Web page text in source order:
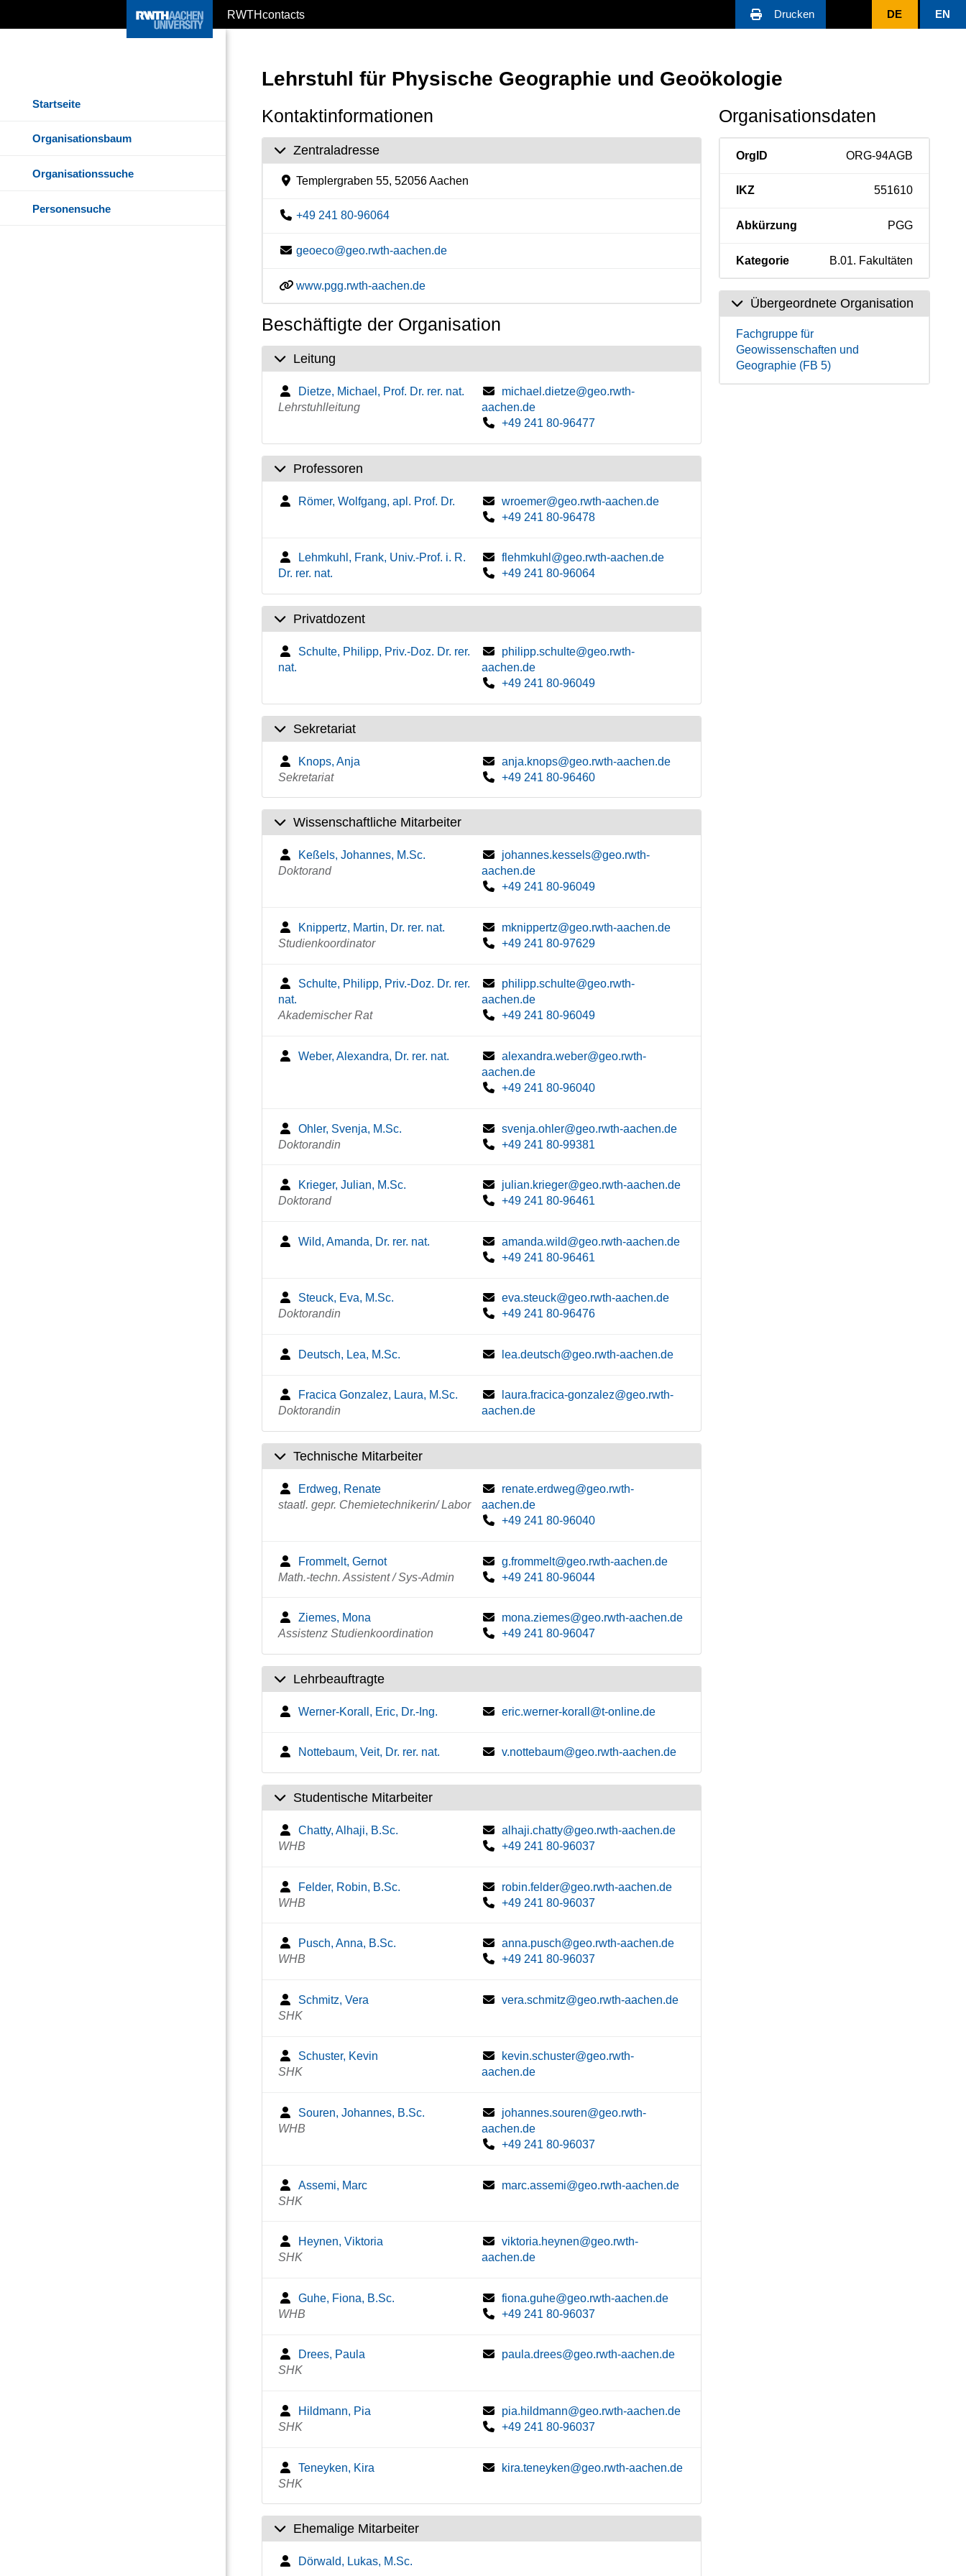
RWTHcontacts Drucken DE EN
Startseite
Organisationsbaum
Organisationssuche
Personensuche
Lehrstuhl für Physische Geographie und Geoökologie
Kontaktinformationen
Zentraladresse
Templergraben 55, 52056 Aachen
+49 241 80-96064
geoeco@geo.rwth-aachen.de
www.pgg.rwth-aachen.de
Beschäftigte der Organisation
Leitung
Dietze, Michael, Prof. Dr. rer. nat.
Lehrstuhlleitung
michael.dietze@geo.rwth-
aachen.de
+49 241 80-96477
Professoren
Römer, Wolfgang, apl. Prof. Dr.
wroemer@geo.rwth-aachen.de
+49 241 80-96478
Lehmkuhl, Frank, Univ.-Prof. i. R.
Dr. rer. nat.
flehmkuhl@geo.rwth-aachen.de
+49 241 80-96064
Privatdozent
Schulte, Philipp, Priv.-Doz. Dr. rer.
nat.
philipp.schulte@geo.rwth-
aachen.de
+49 241 80-96049
Sekretariat
Knops, Anja
Sekretariat
anja.knops@geo.rwth-aachen.de
+49 241 80-96460
Wissenschaftliche Mitarbeiter
Keßels, Johannes, M.Sc.
Doktorand
johannes.kessels@geo.rwth-
aachen.de
+49 241 80-96049
Knippertz, Martin, Dr. rer. nat.
Studienkoordinator
mknippertz@geo.rwth-aachen.de
+49 241 80-97629
Schulte, Philipp, Priv.-Doz. Dr. rer.
nat.
Akademischer Rat
philipp.schulte@geo.rwth-
aachen.de
+49 241 80-96049
Weber, Alexandra, Dr. rer. nat.
alexandra.weber@geo.rwth-
aachen.de
+49 241 80-96040
Ohler, Svenja, M.Sc.
Doktorandin
svenja.ohler@geo.rwth-aachen.de
+49 241 80-99381
Krieger, Julian, M.Sc.
Doktorand
julian.krieger@geo.rwth-aachen.de
+49 241 80-96461
Wild, Amanda, Dr. rer. nat.
amanda.wild@geo.rwth-aachen.de
+49 241 80-96461
Steuck, Eva, M.Sc.
Doktorandin
eva.steuck@geo.rwth-aachen.de
+49 241 80-96476
Deutsch, Lea, M.Sc. lea.deutsch@geo.rwth-aachen.de
Fracica Gonzalez, Laura, M.Sc.
Doktorandin
laura.fracica-gonzalez@geo.rwth-
aachen.de
Technische Mitarbeiter
Erdweg, Renate
staatl. gepr. Chemietechnikerin/ Labor
renate.erdweg@geo.rwth-
aachen.de
+49 241 80-96040
Frommelt, Gernot
Math.-techn. Assistent / Sys-Admin
g.frommelt@geo.rwth-aachen.de
+49 241 80-96044
Ziemes, Mona
Assistenz Studienkoordination
mona.ziemes@geo.rwth-aachen.de
+49 241 80-96047
Lehrbeauftragte
Werner-Korall, Eric, Dr.-Ing. eric.werner-korall@t-online.de
Nottebaum, Veit, Dr. rer. nat. v.nottebaum@geo.rwth-aachen.de
Studentische Mitarbeiter
Chatty, Alhaji, B.Sc.
WHB
alhaji.chatty@geo.rwth-aachen.de
+49 241 80-96037
Felder, Robin, B.Sc.
WHB
robin.felder@geo.rwth-aachen.de
+49 241 80-96037
Pusch, Anna, B.Sc.
WHB
anna.pusch@geo.rwth-aachen.de
+49 241 80-96037
Schmitz, Vera
SHK
vera.schmitz@geo.rwth-aachen.de
Schuster, Kevin
SHK
kevin.schuster@geo.rwth-
aachen.de
Souren, Johannes, B.Sc.
WHB
johannes.souren@geo.rwth-
aachen.de
+49 241 80-96037
Assemi, Marc
SHK
marc.assemi@geo.rwth-aachen.de
Heynen, Viktoria
SHK
viktoria.heynen@geo.rwth-
aachen.de
Guhe, Fiona, B.Sc.
WHB
fiona.guhe@geo.rwth-aachen.de
+49 241 80-96037
Drees, Paula
SHK
paula.drees@geo.rwth-aachen.de
Hildmann, Pia
SHK
pia.hildmann@geo.rwth-aachen.de
+49 241 80-96037
Teneyken, Kira
SHK
kira.teneyken@geo.rwth-aachen.de
Ehemalige Mitarbeiter
Dörwald, Lukas, M.Sc.
Organisationsdaten
OrgID ORG-94AGB
IKZ 551610
Abkürzung PGG
Kategorie B.01. Fakultäten
Übergeordnete Organisation
Fachgruppe für
Geowissenschaften und
Geographie (FB 5)